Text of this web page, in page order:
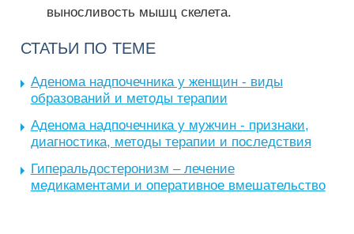
выносливость мышц скелета.
СТАТЬИ ПО ТЕМЕ
Аденома надпочечника у женщин - виды
образований и методы терапии
Аденома надпочечника у мужчин - признаки,
диагностика, методы терапии и последствия
Гиперальдостеронизм – лечение
медикаментами и оперативное вмешательство